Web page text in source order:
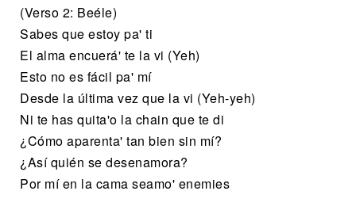
(Verso 2: Beéle)
Sabes que estoy pa' ti
El alma encuerá' te la vi (Yeh)
Esto no es fácil pa' mí
Desde la última vez que la vi (Yeh-yeh)
Ni te has quita'o la chain que te di
¿Cómo aparenta' tan bien sin mí?
¿Así quién se desenamora?
Por mí en la cama seamo' enemies